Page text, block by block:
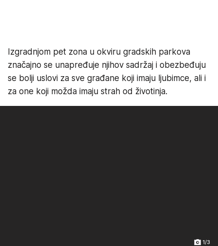
Izgradnjom pet zona u okviru gradskih parkova
značajno se unapređuje njihov sadržaj i obezbeđuju
se bolji uslovi za sve građane koji imaju ljubimce, ali i
za one koji možda imaju strah od životinja.
1/3